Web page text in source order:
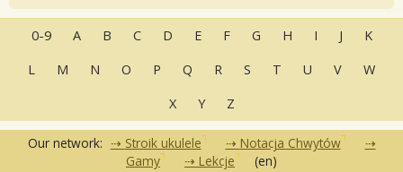
0-9 A B C D E F G H I J
K
L
M N O P Q R S T U V
W
X
Y Z
Our network: Stroik ukulele
Notacja Chwytów
Gamy
Lekcje (en)